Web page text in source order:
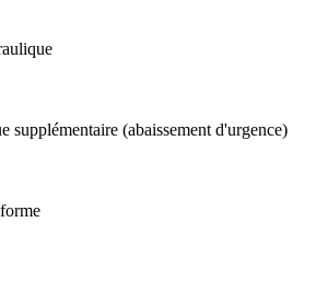
supplémentaire (abaissement d'urgence)